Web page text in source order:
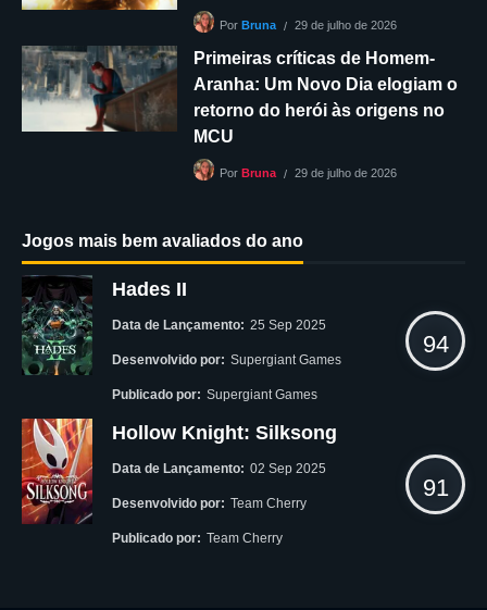
Por Bruna 29 de julho de 2026
Primeiras críticas de Homem-
Aranha: Um Novo Dia elogiam o
retorno do herói às origens no
MCU
Por Bruna 29 de julho de 2026
Jogos mais bem avaliados do ano
Hades II
Data de Lançamento: 25 Sep 2025
Desenvolvido por: Supergiant Games
Publicado por: Supergiant Games
94
Hollow Knight: Silksong
Data de Lançamento: 02 Sep 2025
Desenvolvido por: Team Cherry
Publicado por: Team Cherry
91